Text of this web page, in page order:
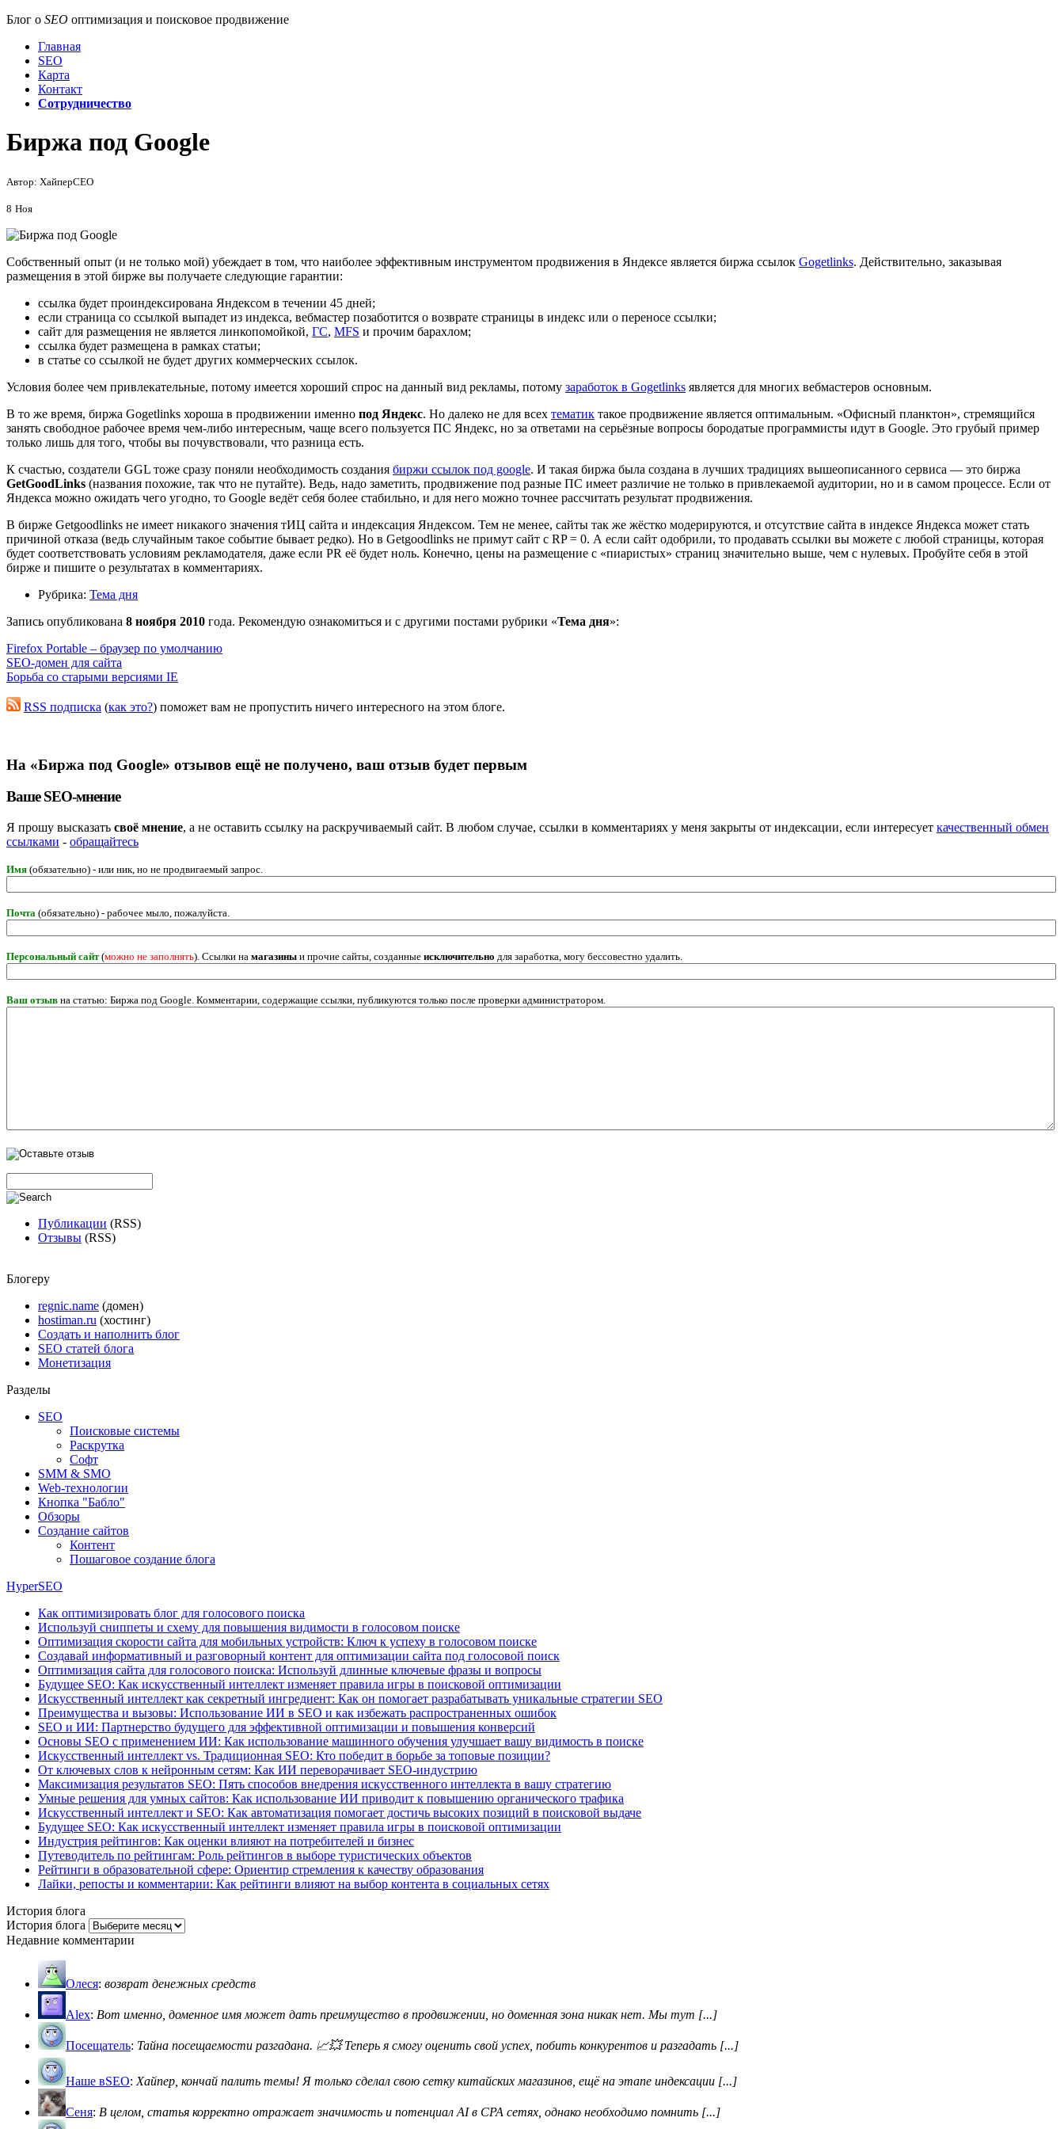
Блог о SEO оптимизация и поисковое продвижение
Главная
SEO
Карта
Контакт
Сотрудничество
Биржа под Google
Автор: ХайперСЕО
8 Ноя
Собственный опыт (и не только мой) убеждает в том, что наиболее эффективным инструментом продвижения в Яндексе является биржа ссылок Gogetlinks. Действительно, заказывая
размещения в этой бирже вы получаете следующие гарантии:
ссылка будет проиндексирована Яндексом в течении 45 дней;
если страница со ссылкой выпадет из индекса, вебмастер позаботится о возврате страницы в индекс или о переносе ссылки;
сайт для размещения не является линкопомойкой, ГС, MFS и прочим барахлом;
ссылка будет размещена в рамках статьи;
в статье со ссылкой не будет других коммерческих ссылок.
Условия более чем привлекательные, потому имеется хороший спрос на данный вид рекламы, потому заработок в Gogetlinks является для многих вебмастеров основным.
В то же время, биржа Gogetlinks хороша в продвижении именно под Яндекс. Но далеко не для всех тематик такое продвижение является оптимальным. «Офисный планктон», стремящийся
занять свободное рабочее время чем-либо интересным, чаще всего пользуется ПС Яндекс, но за ответами на серьёзные вопросы бородатые программисты идут в Google. Это грубый пример
только лишь для того, чтобы вы почувствовали, что разница есть.
К счастью, создатели GGL тоже сразу поняли необходимость создания биржи ссылок под google. И такая биржа была создана в лучших традициях вышеописанного сервиса — это биржа
GetGoodLinks (названия похожие, так что не путайте). Ведь, надо заметить, продвижение под разные ПС имеет различие не только в привлекаемой аудитории, но и в самом процессе. Если от
Яндекса можно ожидать чего угодно, то Google ведёт себя более стабильно, и для него можно точнее рассчитать результат продвижения.
В бирже Getgoodlinks не имеет никакого значения тИЦ сайта и индексация Яндексом. Тем не менее, сайты так же жёстко модерируются, и отсутствие сайта в индексе Яндекса может стать
причиной отказа (ведь случайным такое событие бывает редко). Но в Getgoodlinks не примут сайт с RP = 0. А если сайт одобрили, то продавать ссылки вы можете с любой страницы, которая
будет соответствовать условиям рекламодателя, даже если PR её будет ноль. Конечно, цены на размещение с «пиаристых» страниц значительно выше, чем с нулевых. Пробуйте себя в этой
бирже и пишите о результатах в комментариях.
Рубрика: Тема дня
Запись опубликована 8 ноября 2010 года. Рекомендую ознакомиться и с другими постами рубрики «Тема дня»:
Firefox Portable – браузер по умолчанию
SEO-домен для сайта
Борьба со старыми версиями IE
RSS подписка (как это?) поможет вам не пропустить ничего интересного на этом блоге.
На «Биржа под Google» отзывов ещё не получено, ваш отзыв будет первым
Ваше SEO-мнение
Я прошу высказать своё мнение, а не оставить ссылку на раскручиваемый сайт. В любом случае, ссылки в комментариях у меня закрыты от индексации, если интересует качественный обмен
ссылками - обращайтесь
Имя (обязательно) - или ник, но не продвигаемый запрос.
Почта (обязательно) - рабочее мыло, пожалуйста.
Персональный сайт(можно не заполнять). Ссылки на магазины и прочие сайты, созданные исключительно для заработка, могу бессовестно удалить.
Ваш отзыв на статью: Биржа под Google. Комментарии, содержащие ссылки, публикуются только после проверки администратором.
Публикации (RSS)
Отзывы (RSS)
Блогеру
regnic.name (домен)
hostiman.ru (хостинг)
Создать и наполнить блог
SEO статей блога
Монетизация
Разделы
SEO
Поисковые системы
Раскрутка
Софт
SMM & SMO
Web-технологии
Кнопка "Бабло"
Обзоры
Создание сайтов
Контент
Пошаговое создание блога
HyperSEO
Как оптимизировать блог для голосового поиска
Используй сниппеты и схему для повышения видимости в голосовом поиске
Оптимизация скорости сайта для мобильных устройств: Ключ к успеху в голосовом поиске
Создавай информативный и разговорный контент для оптимизации сайта под голосовой поиск
Оптимизация сайта для голосового поиска: Используй длинные ключевые фразы и вопросы
Будущее SEO: Как искусственный интеллект изменяет правила игры в поисковой оптимизации
Искусственный интеллект как секретный ингредиент: Как он помогает разрабатывать уникальные стратегии SEO
Преимущества и вызовы: Использование ИИ в SEO и как избежать распространенных ошибок
SEO и ИИ: Партнерство будущего для эффективной оптимизации и повышения конверсий
Основы SEO с применением ИИ: Как использование машинного обучения улучшает вашу видимость в поиске
Искусственный интеллект vs. Традиционная SEO: Кто победит в борьбе за топовые позиции?
От ключевых слов к нейронным сетям: Как ИИ переворачивает SEO-индустрию
Максимизация результатов SEO: Пять способов внедрения искусственного интеллекта в вашу стратегию
Умные решения для умных сайтов: Как использование ИИ приводит к повышению органического трафика
Искусственный интеллект и SEO: Как автоматизация помогает достичь высоких позиций в поисковой выдаче
Будущее SEO: Как искусственный интеллект изменяет правила игры в поисковой оптимизации
Индустрия рейтингов: Как оценки влияют на потребителей и бизнес
Путеводитель по рейтингам: Роль рейтингов в выборе туристических объектов
Рейтинги в образовательной сфере: Ориентир стремления к качеству образования
Лайки, репосты и комментарии: Как рейтинги влияют на выбор контента в социальных сетях
История блога
История блога
Недавние комментарии
Олеся: возврат денежных средств
Alex: Вот именно, доменное имя может дать преимущество в продвижении, но доменная зона никак нет. Мы тут [...]
Посещатель: Тайна посещаемости разгадана. 📈💥 Теперь я смогу оценить свой успех, побить конкурентов и разгадать [...]
Наше вSEO: Хайпер, кончай палить темы! Я только сделал свою сетку китайских магазинов, ещё на этапе индексации [...]
Сеня: В целом, статья корректно отражает значимость и потенциал AI в CPA сетях, однако необходимо помнить [...]